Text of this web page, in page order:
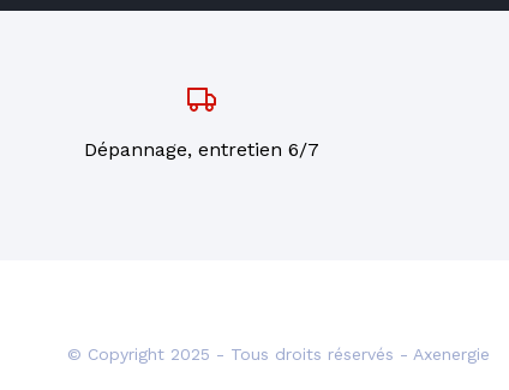
Dépannage, entretien 6/7
© Copyright 2025 - Tous droits réservés - Axenergie